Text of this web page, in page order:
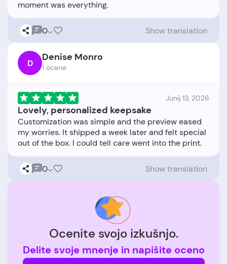
0 Show translation
D Denise Monro
1 ocene
Junij 13, 2026
Lovely, personalized keepsake
Customization was simple and the preview eased
my worries. It shipped a week later and felt special
0 Show translation
Ocenite svojo izkušnjo.
Delite svoje mnenje in napišite oceno